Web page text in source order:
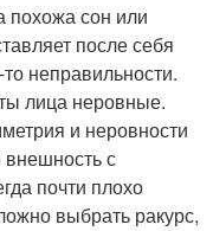
похожа сон или
после себя
неправильности.
лица неровные.
и неровности
внешность с
почти плохо
выбрать ракурс,